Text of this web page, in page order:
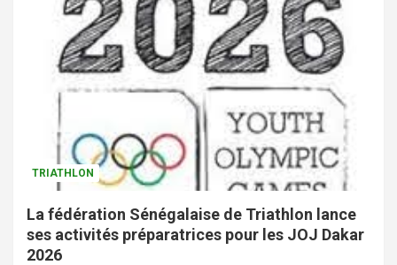
TRIATHLON
La fédération Sénégalaise de Triathlon lance
ses activités préparatrices pour les JOJ Dakar
2026